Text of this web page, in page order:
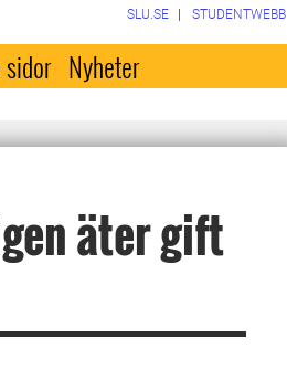
SLU.SE STUDENTWEBB
Nyheter
äter gift